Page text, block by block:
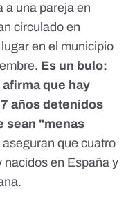
a una pareja en
circulado en
en el municipio
Es un bulo:
que hay
años detenidos
sean "menas
que cuatro
nacidos en España y